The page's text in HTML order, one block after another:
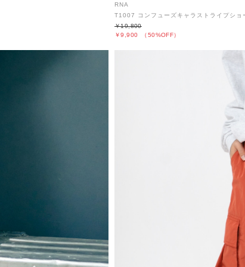
RNA
T1007 コンフューズキャラストライプショ
￥9,900 （50%OFF）
￥19,800